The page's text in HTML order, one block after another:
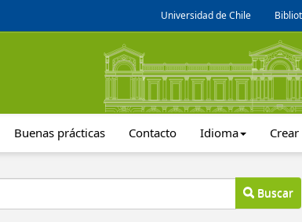
Universidad de Chile
Buenas prácticas Contacto Idioma
Buscar